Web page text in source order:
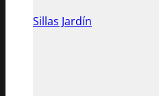
Sillas Jardín